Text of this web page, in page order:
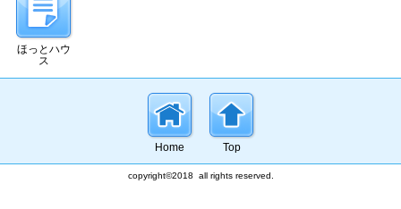
ほっとハウ
ス
Home Top
copyright©2018 all rights reserved.